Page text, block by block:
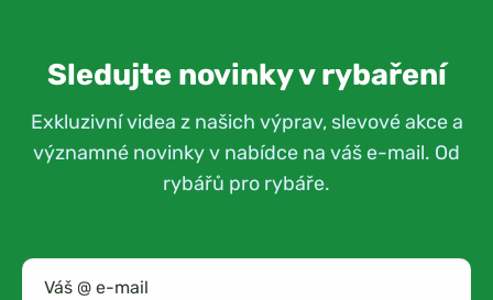
Sledujte novinky v rybaření
Exkluzivní videa z našich výprav, slevové akce a
významné novinky v nabídce na váš e-mail. Od
rybářů pro rybáře.